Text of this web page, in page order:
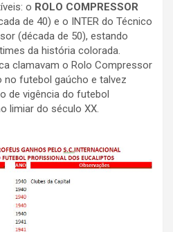
o ROLO COMPRESSOR
de 40) e o INTER do Técnico
(década de 50), estando
da história colorada.
clamavam o Rolo Compressor
futebol gaúcho e talvez
de vigência do futebol
limiar do século XX.